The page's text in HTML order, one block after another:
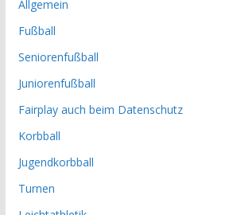
Allgemein
Fußball
Seniorenfußball
Juniorenfußball
Fairplay auch beim Datenschutz
Korbball
Jugendkorbball
Turnen